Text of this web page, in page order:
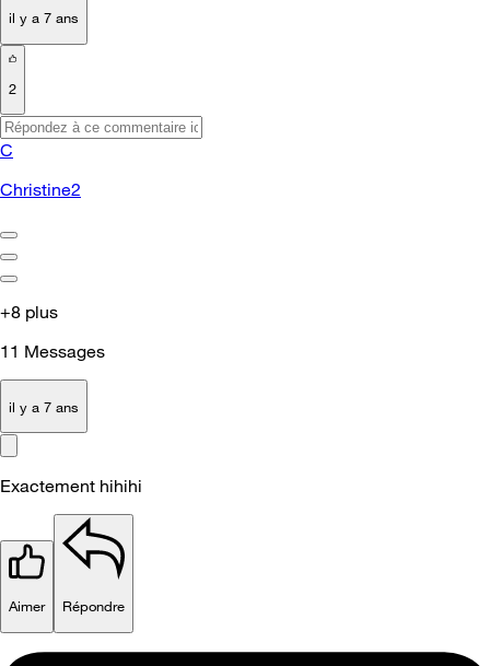
il y a 7 ans
2
C
Christine2
+8 plus
11 Messages
il y a 7 ans
Exactement hihihi
Aimer Répondre